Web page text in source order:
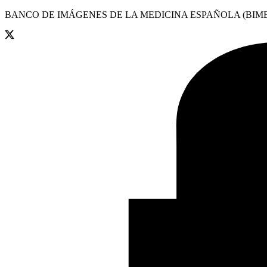
BANCO DE IMÁGENES DE LA MEDICINA ESPAÑOLA